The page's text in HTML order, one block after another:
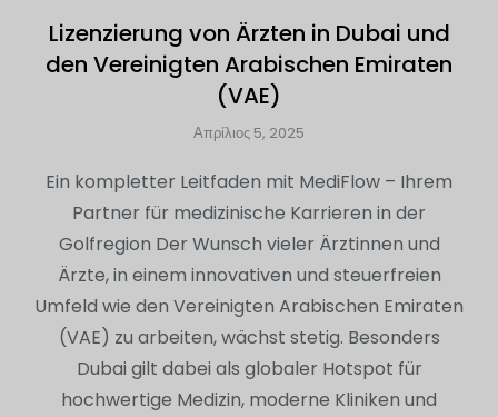
Lizenzierung von Ärzten in Dubai und
den Vereinigten Arabischen Emiraten
(VAE)
Απρίλιος 5, 2025
Ein kompletter Leitfaden mit MediFlow – Ihrem
Partner für medizinische Karrieren in der
Golfregion Der Wunsch vieler Ärztinnen und
Ärzte, in einem innovativen und steuerfreien
Umfeld wie den Vereinigten Arabischen Emiraten
(VAE) zu arbeiten, wächst stetig. Besonders
Dubai gilt dabei als globaler Hotspot für
hochwertige Medizin, moderne Kliniken und